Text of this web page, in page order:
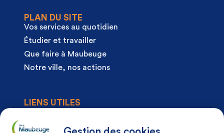
PLAN DU SITE
Vos services au quotidien
Étudier et travailler
Que faire à Maubeuge
Notre ville, nos actions
LIENS UTILES
Actualités